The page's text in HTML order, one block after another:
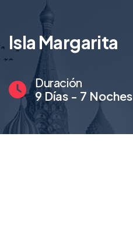
Isla Margarita
Duración
9 Días - 7 Noches